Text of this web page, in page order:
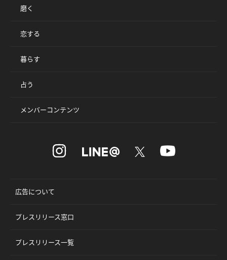
磨く
恋する
暮らす
占う
メンバーコンテンツ
広告について
プレスリリース窓口
プレスリリース一覧